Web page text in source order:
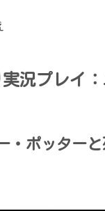
実況プレイ
・ポッター